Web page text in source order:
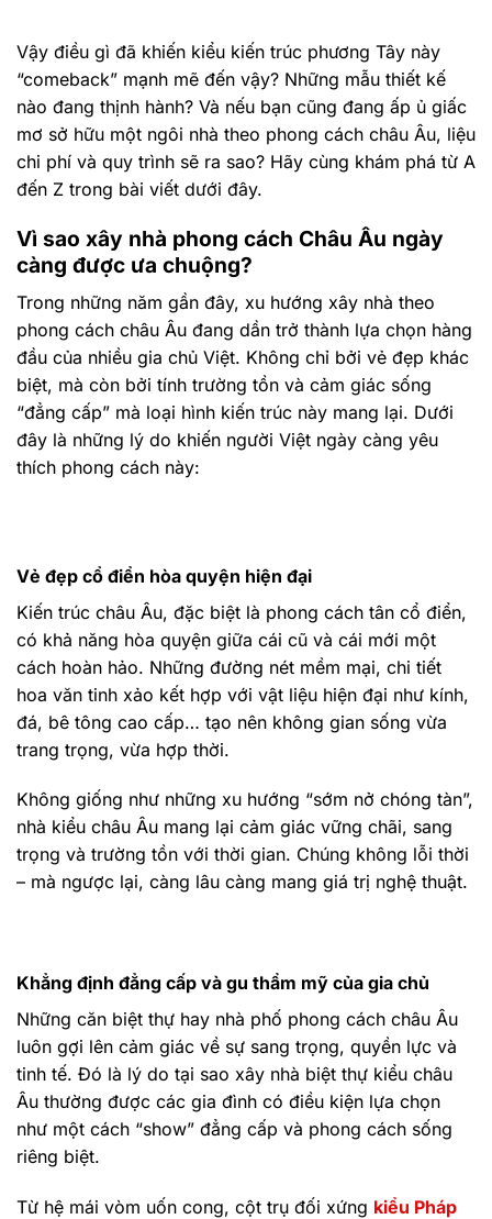
Vậy điều gì đã khiến kiểu kiến trúc phương Tây này
“comeback” mạnh mẽ đến vậy? Những mẫu thiết kế
nào đang thịnh hành? Và nếu bạn cũng đang ấp ủ giấc
mơ sở hữu một ngôi nhà theo phong cách châu Âu, liệu
chi phí và quy trình sẽ ra sao? Hãy cùng khám phá từ A
đến Z trong bài viết dưới đây.
Vì sao xây nhà phong cách Châu Âu ngày
càng được ưa chuộng?
Trong những năm gần đây, xu hướng xây nhà theo
phong cách châu Âu đang dần trở thành lựa chọn hàng
đầu của nhiều gia chủ Việt. Không chỉ bởi vẻ đẹp khác
biệt, mà còn bởi tính trường tồn và cảm giác sống
“đẳng cấp” mà loại hình kiến trúc này mang lại. Dưới
đây là những lý do khiến người Việt ngày càng yêu
thích phong cách này:
Vẻ đẹp cổ điển hòa quyện hiện đại
Kiến trúc châu Âu, đặc biệt là phong cách tân cổ điển,
có khả năng hòa quyện giữa cái cũ và cái mới một
cách hoàn hảo. Những đường nét mềm mại, chi tiết
hoa văn tinh xảo kết hợp với vật liệu hiện đại như kính,
đá, bê tông cao cấp… tạo nên không gian sống vừa
trang trọng, vừa hợp thời.
Không giống như những xu hướng “sớm nở chóng tàn”,
nhà kiểu châu Âu mang lại cảm giác vững chãi, sang
trọng và trường tồn với thời gian. Chúng không lỗi thời
– mà ngược lại, càng lâu càng mang giá trị nghệ thuật.
Khẳng định đẳng cấp và gu thẩm mỹ của gia chủ
Những căn biệt thự hay nhà phố phong cách châu Âu
luôn gợi lên cảm giác về sự sang trọng, quyền lực và
tinh tế. Đó là lý do tại sao xây nhà biệt thự kiểu châu
Âu thường được các gia đình có điều kiện lựa chọn
như một cách “show” đẳng cấp và phong cách sống
riêng biệt.
Từ hệ mái vòm uốn cong, cột trụ đối xứng kiểu Pháp